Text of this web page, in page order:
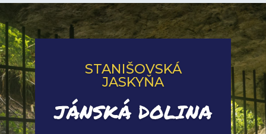
STANIŠOVSKÁ
JASKYŇA
JÁNSKÁ DOLINA